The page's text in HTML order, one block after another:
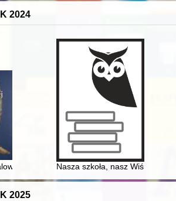
2024
dworze Jagiellonów
i etykiecie dworskiej
Nasza szkoła, nasz Wiśniew :
2025